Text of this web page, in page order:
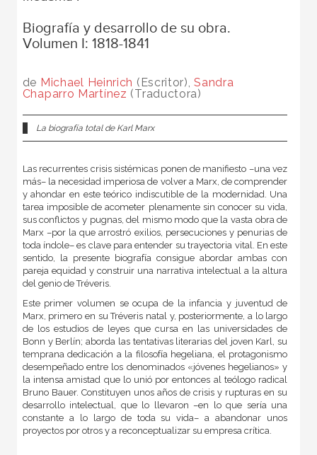
Biografía y desarrollo de su obra.
Volumen I: 1818-1841
de Michael Heinrich (Escritor),Sandra
Chaparro Martínez (Traductora)
La biografía total de Karl Marx
Las recurrentes crisis sistémicas ponen de manifiesto –una vez
más– la necesidad imperiosa de volver a Marx, de comprender
y ahondar en este teórico indiscutible de la modernidad. Una
tarea imposible de acometer plenamente sin conocer su vida,
sus conflictos y pugnas, del mismo modo que la vasta obra de
Marx –por la que arrostró exilios, persecuciones y penurias de
toda índole– es clave para entender su trayectoria vital. En este
sentido, la presente biografía consigue abordar ambas con
pareja equidad y construir una narrativa intelectual a la altura
del genio de Tréveris.
Este primer volumen se ocupa de la infancia y juventud de
Marx, primero en su Tréveris natal y, posteriormente, a lo largo
de los estudios de leyes que cursa en las universidades de
Bonn y Berlín; aborda las tentativas literarias del joven Karl, su
temprana dedicación a la filosofía hegeliana, el protagonismo
desempeñado entre los denominados «jóvenes hegelianos» y
la intensa amistad que lo unió por entonces al teólogo radical
Bruno Bauer. Constituyen unos años de crisis y rupturas en su
desarrollo intelectual, que lo llevaron –en lo que sería una
constante a lo largo de toda su vida– a abandonar unos
proyectos por otros y a reconceptualizar su empresa crítica.